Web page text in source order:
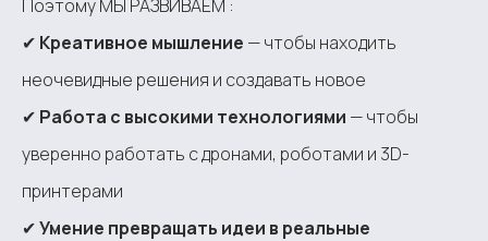
Поэтому МЫ РАЗВИВАЕМ :
✔ Креативное мышление — чтобы находить
неочевидные решения и создавать новое
✔ Работа с высокими технологиями — чтобы
уверенно работать с дронами, роботами и 3D-
принтерами
✔Умение превращать идеи в реальные